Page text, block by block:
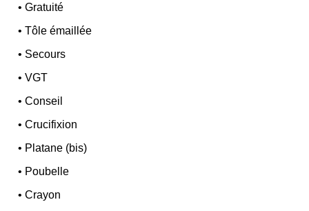
•Gratuité
•Tôle émaillée
• Secours
•VGT
•Conseil
•Crucifixion
• Platane (bis)
• Poubelle
•Crayon